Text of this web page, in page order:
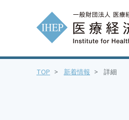
TOP > 新着情報 > 詳細